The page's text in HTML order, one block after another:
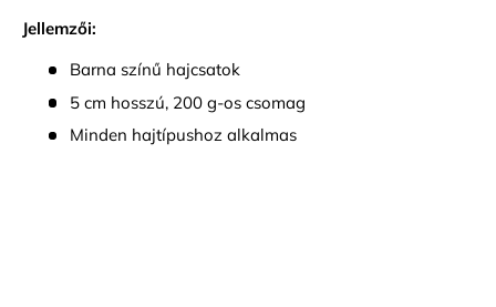
Jellemzői:
Barna színű hajcsatok
5 cm hosszú, 200 g-os csomag
Minden hajtípushoz alkalmas